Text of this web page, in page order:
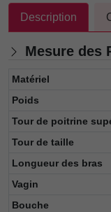
Description
Mesure des
Matériel
Poids
Tour de poitrine
Tour de taille
Longueur des bras
Vagin
Bouche